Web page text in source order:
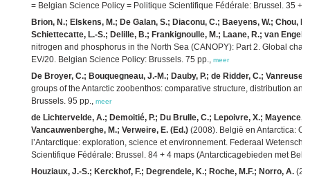
= Belgian Science Policy = Politique Scientifique Fédérale: Brussel. 35 +
Brion, N.; Elskens, M.; De Galan, S.; Diaconu, C.; Baeyens, W.; Chou,
Schiettecatte, L.-S.; Delille, B.; Frankignoulle, M.; Laane, R.; van
nitrogen and phosphorus in the North Sea (CANOPY): Part 2. Global
EV/20. Belgian Science Policy: Brussels. 75 pp., meer
De Broyer, C.; Bouquegneau, J.-M.; Dauby, P.; de Ridder, C.; Vanreusel,
groups of the Antarctic zoobenthos: comparative structure, distribution
Brussels. 95 pp., meer
de Lichtervelde, A.; Demoitié, P.; Du Brulle, C.; Lepoivre, X.; Mayence,
Vancauwenberghe, M.; Verweire, E. (Ed.) (2008). België en Antarctica:
l’Antarctique: exploration, science et environnement. Federaal
Scientifique Fédérale: Brussel. 84 + 4 maps (Antarcticagebieden met
Houziaux, J.-S.; Kerckhof, F.; Degrendele, K.; Roche, M.F.; Norro, A.